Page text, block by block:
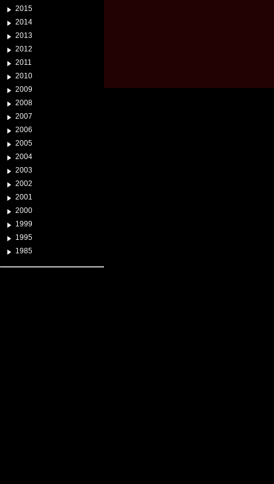
2015
2014
2013
2012
2011
2010
2009
2008
2007
2006
2005
2004
2003
2002
2001
2000
1999
1995
1985